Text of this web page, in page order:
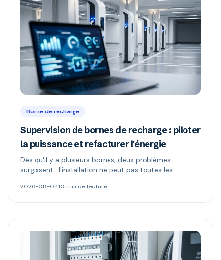
Borne de recharge
Supervision de bornes de recharge : piloter
la puissance et refacturer l'énergie
Dès qu'il y a plusieurs bornes, deux problèmes
surgissent : l'installation ne peut pas toutes les
paie. Délestage dynamique, comptage MID et schémas
2026-08-0410 min de lecture